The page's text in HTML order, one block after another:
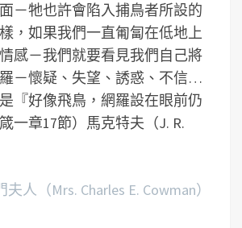
－牠也許會陷入捕鳥者所設的
，如果我們一直匍匐在低地上
感－我們就要看見我們自己將
－懷疑、失望、誘惑、不信…
『好像飛鳥，網羅設在眼前仍
一章17節）馬克特夫（J. R.
人（Mrs. Charles E. Cowman）